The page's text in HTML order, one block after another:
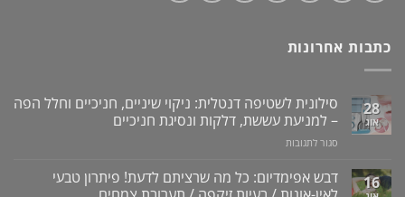
כתבות אחרונות
28
אוג
סילונית לשטיפה דנטלית: ניקוי שיניים, חניכיים וחלל הפה
– למניעת עששת, דלקות ונסיגת חניכיים
סגור לתגובות
לשטיפה
דנטלית:
16
דבש אפימדיום: כל מה שרציתם לדעת! פיתרון טבעי